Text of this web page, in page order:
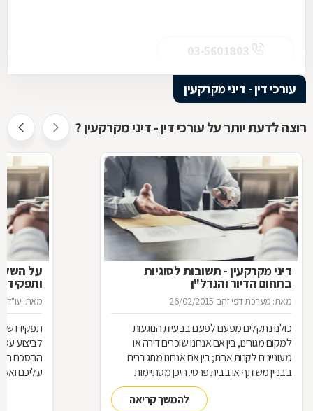
עורכי דין - דיני מקרקעין
רוצה לדעת יותר על עורכי דין - דיני מקרקעין ?
דיני מקרקעין - תשובות לסוגיות
בתחום הדיור והנדל"ן
מאת: מערכת דפי זהב 26/02/2015
כולנו נתקלים מפעם לפעם בבעיות הנוגעות
למקום מגורינו, בין אם אנחנו שוכרים דירה או
מעוניינים לקנות אחת; בין אם אנחנו מתגוררים
בבניין משותף או בבית פרטי. היכן מסתיימות
זכויותינו ביחס לשכנינו? מה אומר החוק בקשר
לחריגות בנייה? האם בניית ממ"ד מחייבת את כל
להמשך קריאה
מאת: עו"ד
תפקידו
ההסכם
עליכם